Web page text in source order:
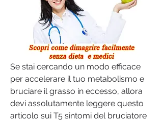
Se stai cercando un modo efficace
per accelerare il tuo metabolismo e
bruciare il grasso in eccesso, allora
devi assolutamente leggere questo
articolo sui T5 sintomi del bruciatore